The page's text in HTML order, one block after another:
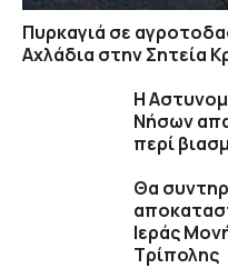
Πυρκαγιά σε
Αχλάδια στην Σητεία
Η
Νήσων
περί
Θα
Ιεράς
Τρίπολης